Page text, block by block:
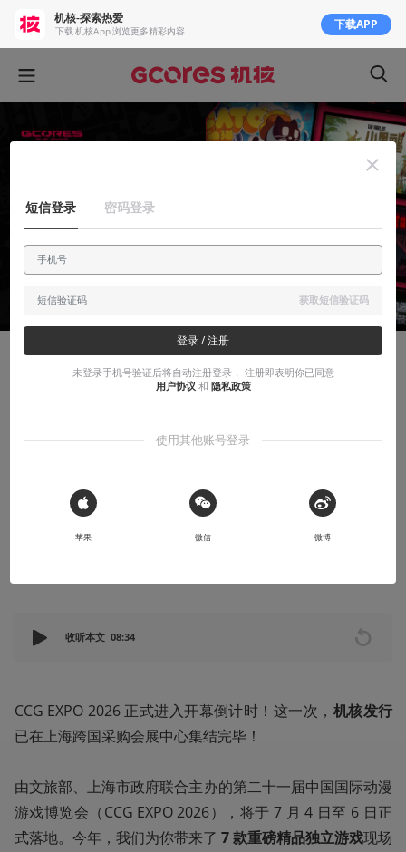
用独立游戏消解这个夏天的炎热
GCORES_
收听本文 08:34
CCG EXPO 2026 正式进入开幕倒计时！这一次， 机核发行
已在上海跨国采购会展中心集结完毕！
由文旅部、上海市政府联合主办的第二十一届中国国际动漫
游戏博览会（CCG EXPO 2026），将于 7 月 4 日至 6 日正
式落地。今年，我们为你带来了 7 款重磅精品独立游戏现场
机核-探索热爱
下载 机核App 浏览更多精彩内容 下载APP
短信登录 密码登录
获取短信验证码
登录 / 注册
未登录手机号验证后将自动注册登录， 注册即表明你已同意
用户协议 和 隐私政策
使用其他账号登录
 Sign in with Apple
苹果 微信 微博